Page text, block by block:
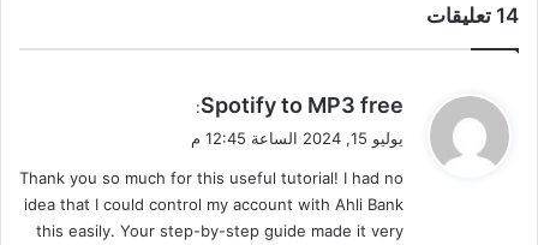
‫14 تعليقات
ي
ل
Spotify to MP3 free
:
يوليو 15, 2024 الساعة 12:45 م
Thank you so much for this useful tutorial! I had no
idea that I could control my account with Ahli Bank
this easily. Your step-by-step guide made it very